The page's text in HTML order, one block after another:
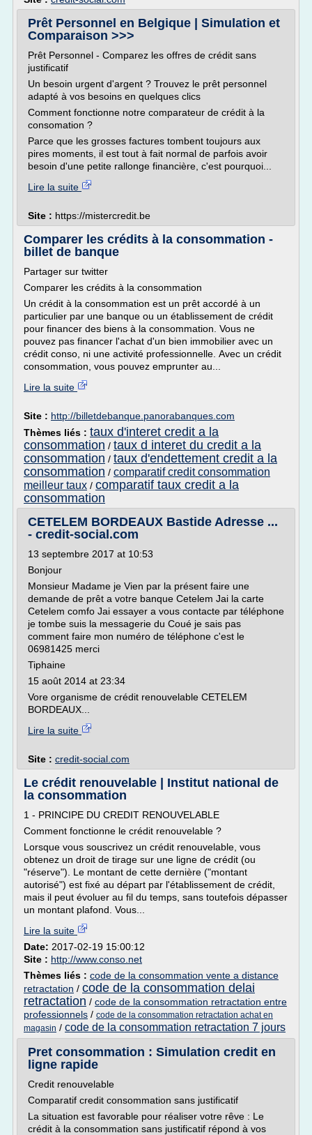
Prêt Personnel en Belgique | Simulation et
Comparaison >>>
Prêt Personnel - Comparez les offres de crédit sans
justificatif
Un besoin urgent d'argent ? Trouvez le prêt personnel
adapté à vos besoins en quelques clics
Comment fonctionne notre comparateur de crédit à la
consomation ?
Parce que les grosses factures tombent toujours aux
pires moments, il est tout à fait normal de parfois avoir
besoin d'une petite rallonge financière, c'est pourquoi...
Lire la suite
Site : https://mistercredit.be
Comparer les crédits à la consommation -
billet de banque
Partager sur twitter
Comparer les crédits à la consommation
Un crédit à la consommation est un prêt accordé à un
particulier par une banque ou un établissement de crédit
pour financer des biens à la consommation. Vous ne
pouvez pas financer l'achat d'un bien immobilier avec un
crédit conso, ni une activité professionnelle. Avec un crédit
consommation, vous pouvez emprunter au...
Lire la suite
Site : http://billetdebanque.panorabanques.com
Thèmes liés : taux d'interet credit a la
consommation / taux d interet du credit a la
consommation / taux d'endettement credit a la
consommation / comparatif credit consommation
meilleur taux / comparatif taux credit a la
consommation
CETELEM BORDEAUX Bastide Adresse ...
- credit-social.com
13 septembre 2017 at 10:53
Bonjour
Monsieur Madame je Vien par la présent faire une
demande de prêt a votre banque Cetelem Jai la carte
Cetelem comfo Jai essayer a vous contacte par téléphone
je tombe suis la messagerie du Coué je sais pas
comment faire mon numéro de téléphone c'est le
06981425 merci
Tiphaine
15 août 2014 at 23:34
Vore organisme de crédit renouvelable CETELEM
BORDEAUX...
Lire la suite
Site : credit-social.com
Le crédit renouvelable | Institut national de
la consommation
1 - PRINCIPE DU CREDIT RENOUVELABLE
Comment fonctionne le crédit renouvelable ?
Lorsque vous souscrivez un crédit renouvelable, vous
obtenez un droit de tirage sur une ligne de crédit (ou
"réserve"). Le montant de cette dernière ("montant
autorisé") est fixé au départ par l'établissement de crédit,
mais il peut évoluer au fil du temps, sans toutefois dépasser
un montant plafond. Vous...
Lire la suite
Date: 2017-02-19 15:00:12
Site : http://www.conso.net
Thèmes liés : code de la consommation vente a distance
retractation / code de la consommation delai
retractation / code de la consommation retractation entre
professionnels / code de la consommation retractation achat en
magasin / code de la consommation retractation 7 jours
Pret consommation : Simulation credit en
ligne rapide
Credit renouvelable
Comparatif credit consommation sans justificatif
La situation est favorable pour réaliser votre rêve : Le
crédit à la consommation sans justificatif répond à vos